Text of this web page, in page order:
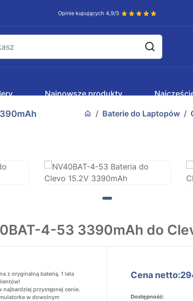
Opinie kupujących 4,9/5
Najnowsze produkty
Baterie do Laptopów
4-53 3390mAh do
z oryginalną baterią. 1 lata
najbardziej przystępnej cenie.
w dowolnym
Cena
Dostępność: